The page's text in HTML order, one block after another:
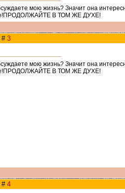
мою жизнь? Значит она
В ТОМ ЖЕ ДУХЕ!
# 3
мою жизнь? Значит она
В ТОМ ЖЕ ДУХЕ!
# 4